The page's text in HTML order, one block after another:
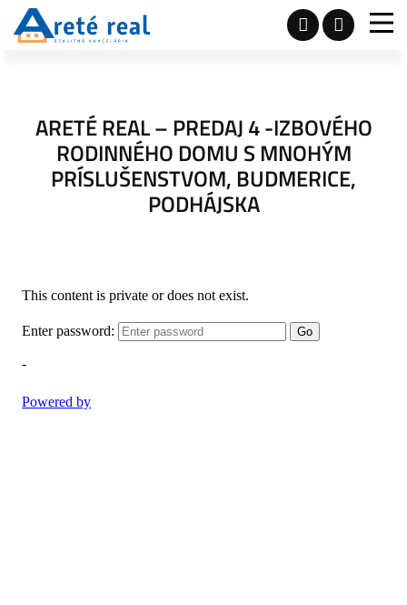
ARETÉ REAL – PREDAJ 4 -IZBOVÉHO
RODINNÉHO DOMU S MNOHÝM
PRÍSLUŠENSTVOM, BUDMERICE,
PODHÁJSKA